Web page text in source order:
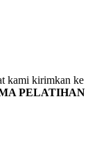
kami kirimkan ke
PELATIHAN